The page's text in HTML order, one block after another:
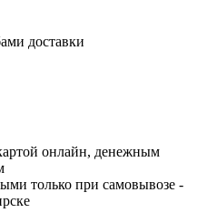
доставки
онлайн, денежным
только при самовывозе -